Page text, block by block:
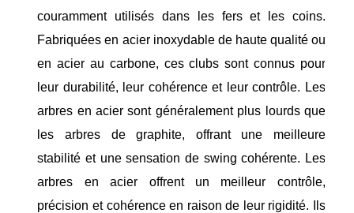
couramment utilisés dans les fers et les coins.
Fabriquées en acier inoxydable de haute qualité ou
en acier au carbone, ces clubs sont connus pour
leur durabilité, leur cohérence et leur contrôle. Les
arbres en acier sont généralement plus lourds que
les arbres de graphite, offrant une meilleure
stabilité et une sensation de swing cohérente. Les
arbres en acier offrent un meilleur contrôle,
précision et cohérence en raison de leur rigidité. Ils